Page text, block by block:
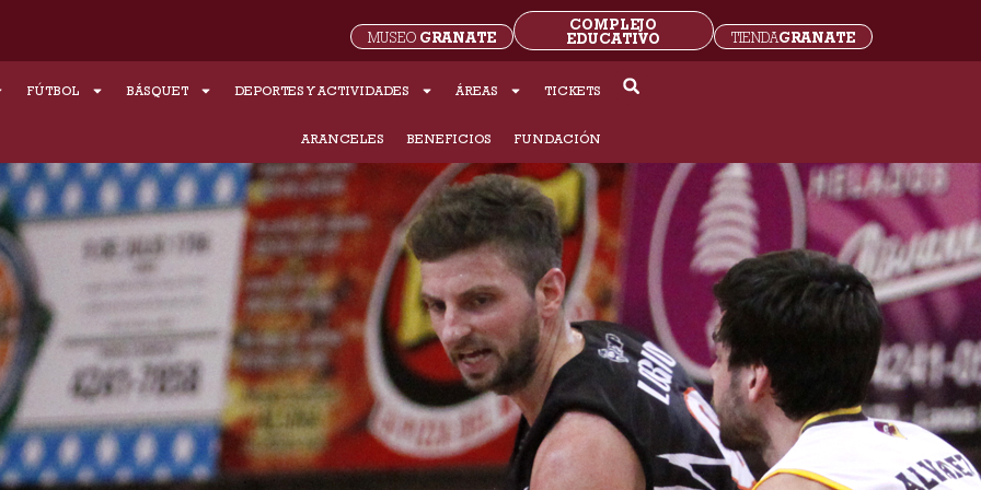
TIENDAGRANATE
COMPLEJO
EDUCATIVO
MUSEO GRANATE
FÚTBOL BÁSQUET DEPORTES Y ACTIVIDADES ÁREAS TICKETS
ARANCELES BENEFICIOS FUNDACIÓN